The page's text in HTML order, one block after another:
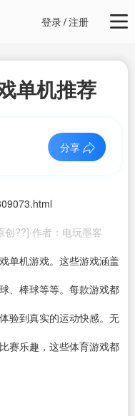
登录/注册
单机推荐
分享
??]·作者：电玩墨客
单机游戏。这些游戏涵盖
、棒球等等。每款游戏都
验到真实的运动快感。无
赛乐趣，这些体育游戏都